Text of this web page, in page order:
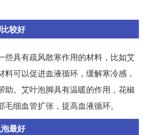
较好
些具有疏风散寒作用的材料，比如艾
料可以促进血液循环，缓解寒冷感，
助。艾叶泡脚具有温暖的作用，花椒
细血管扩张，提高血液循环。
最好